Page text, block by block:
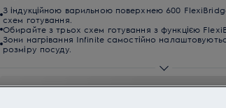
З індукційною варильною поверхнею 600
схем готування.
Обирайте з трьох схем готування з функцією
Зони нагрівання Infinite самостійно
розміру посуду.